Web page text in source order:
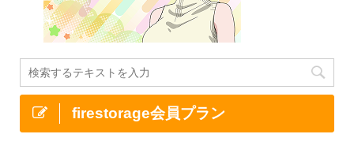
firestorage会員プラン